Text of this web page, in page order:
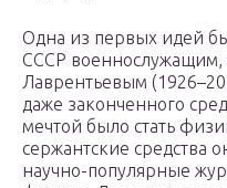
Одна из первых идей
СССР военнослужащим,
Лаврентьевым
даже законченного
мечтой было стать
сержантские средства
научно-популярные